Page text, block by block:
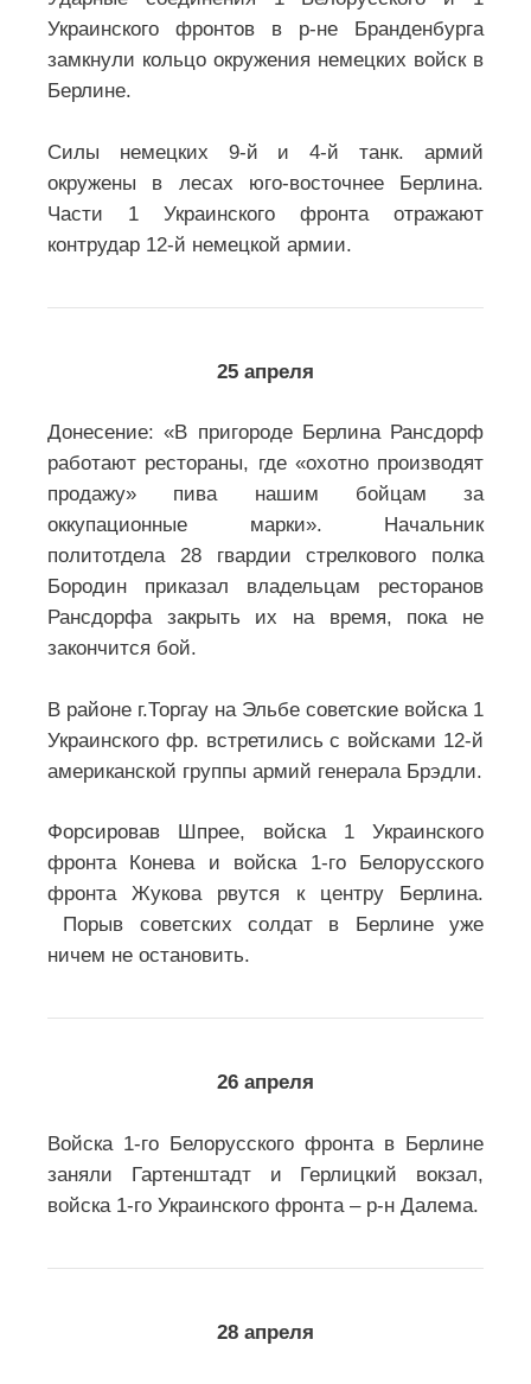
Украинского фронтов в р-не Бранденбурга
замкнули кольцо окружения немецких войск в
Берлине.
Силы немецких 9-й и 4-й танк. армий
окружены в лесах юго-восточнее Берлина.
Части 1 Украинского фронта отражают
контрудар 12-й немецкой армии.
25 апреля
Донесение: «В пригороде Берлина Рансдорф
работают рестораны, где «охотно производят
продажу» пива нашим бойцам за
оккупационные марки». Начальник
политотдела 28 гвардии стрелкового полка
Бородин приказал владельцам ресторанов
Рансдорфа закрыть их на время, пока не
закончится бой.
В районе г.Торгау на Эльбе советские войска 1
Украинского фр. встретились с войсками 12-й
американской группы армий генерала Брэдли.
Форсировав Шпрее, войска 1 Украинского
фронта Конева и войска 1-го Белорусского
фронта Жукова рвутся к центру Берлина.
Порыв советских солдат в Берлине уже
ничем не остановить.
26 апреля
Войска 1-го Белорусского фронта в Берлине
заняли Гартенштадт и Герлицкий вокзал,
войска 1-го Украинского фронта – р-н Далема.
28 апреля